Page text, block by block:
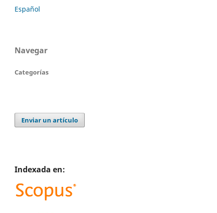
Español
Navegar
Categorías
Enviar un artículo
Indexada en: